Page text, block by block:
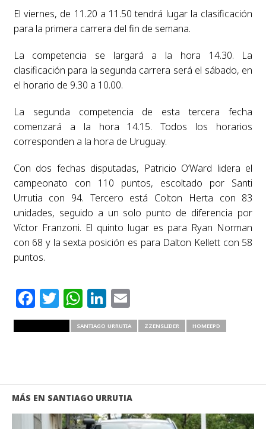
El viernes, de 11.20 a 11.50 tendrá lugar la clasificación
para la primera carrera del fin de semana.
La competencia se largará a la hora 14.30. La
clasificación para la segunda carrera será el sábado, en
el horario de 9.30 a 10.00.
La segunda competencia de esta tercera fecha
comenzará a la hora 14.15. Todos los horarios
corresponden a la hora de Uruguay.
Con dos fechas disputadas, Patricio O’Ward lidera el
campeonato con 110 puntos, escoltado por Santi
Urrutia con 94. Tercero está Colton Herta con 83
unidades, seguido a un solo punto de diferencia por
Víctor Franzoni. El quinto lugar es para Ryan Norman
con 68 y la sexta posición es para Dalton Kellett con 58
puntos.
Facebook
Twitter
WhatsApp
LinkedIn
Email
SANTIAGO URRUTIA ZZENSLIDER HOMEEPD
MÁS EN SANTIAGO URRUTIA